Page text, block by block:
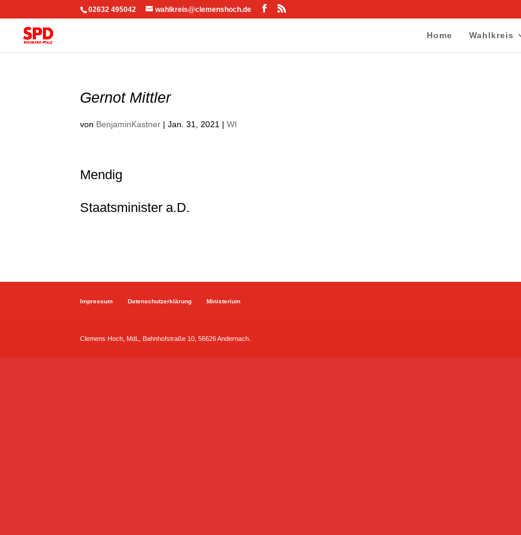
02632 495042 wahlkreis@clemenshoch.de
Home Wahlkreis
Gernot Mittler
von BenjaminKastner |Jan. 31, 2021 |WI
Mendig
Staatsminister a.D.
Impressum Datenschutzerklärung Ministerium
Clemens Hoch, MdL, Bahnhofstraße 10, 56626 Andernach.